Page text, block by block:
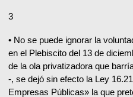
3
• No se puede ignorar la
en el Plebiscito del 13 de
de la ola privatizadora que
-, se dejó sin efecto la Ley
Empresas Públicas» la que